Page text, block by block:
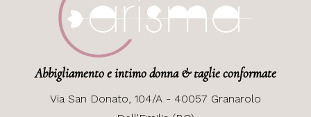
Abbigliamento e intimo donna & taglie conformate
ViaSan Donato, 104/A - 40057 Granarolo